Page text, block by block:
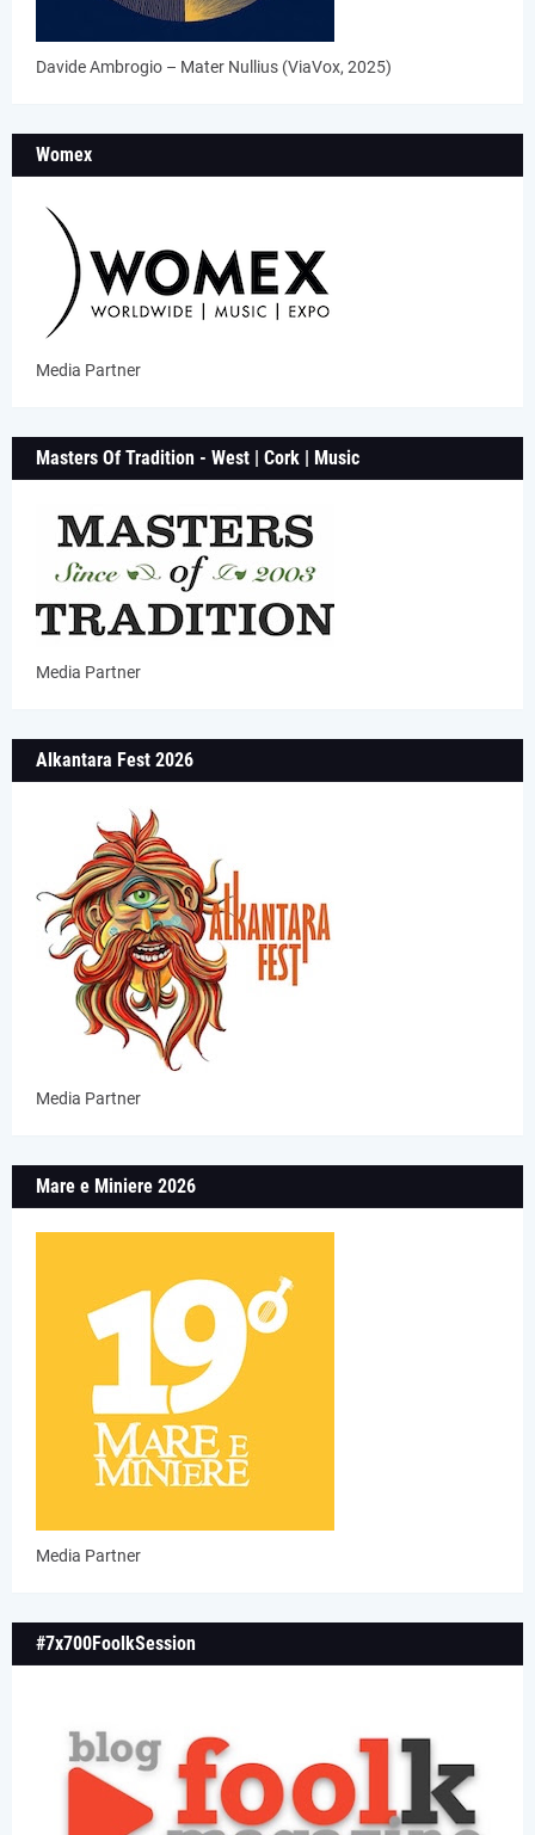
Davide Ambrogio – Mater Nullius (ViaVox, 2025)
Womex
Media Partner
Masters Of Tradition - West | Cork | Music
Media Partner
Alkantara Fest 2026
Media Partner
Mare e Miniere 2026
Media Partner
#7x700FoolkSession